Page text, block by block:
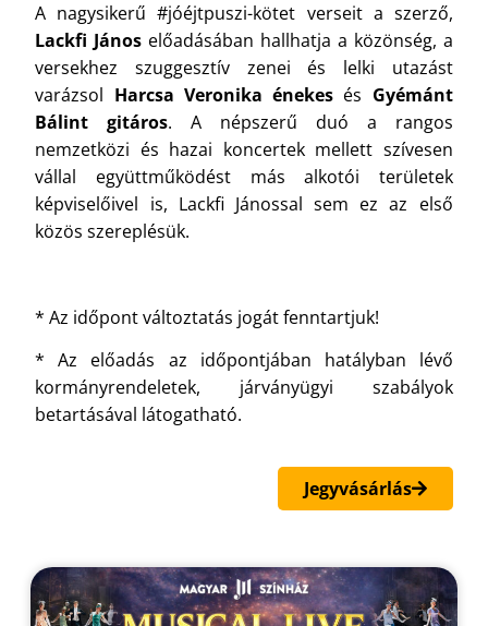
A nagysikerű #jóéjtpuszi-kötet verseit a szerző,
Lackfi János előadásában hallhatja a közönség, a
versekhez szuggesztív zenei és lelki utazást
varázsol Harcsa Veronika énekes és Gyémánt
Bálint
gitáros. A népszerű duó a rangos
nemzetközi és hazai koncertek mellett szívesen
vállal együttműködést más alkotói területek
képviselőivel is, Lackfi Jánossal sem ez az első
közös szereplésük.
* Az időpont változtatás jogát fenntartjuk!
* Az előadás az időpontjában hatályban lévő
kormányrendeletek, járványügyi szabályok
betartásával látogatható.
Jegyvásárlás